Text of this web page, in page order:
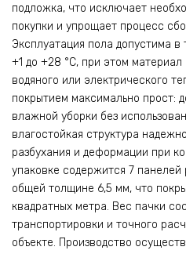
подложка, что исключает
покупки и упрощает процесс
Эксплуатация пола допустима
+1 до +28 °C, при этом
водяного или электрического
покрытием максимально прост:
влажной уборки без
влагостойкая структура
разбухания и деформации при
упаковке содержится 7
общей толщине 6,5 мм, что
квадратных метра. Вес пачки
транспортировки и точного
объекте. Производство